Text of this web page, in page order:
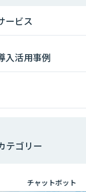
ービス
入活用事例
テゴリー
チャットボット